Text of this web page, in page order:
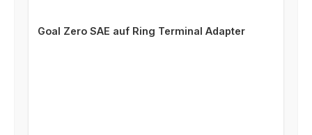
Goal Zero SAE auf Ring Terminal Adapter